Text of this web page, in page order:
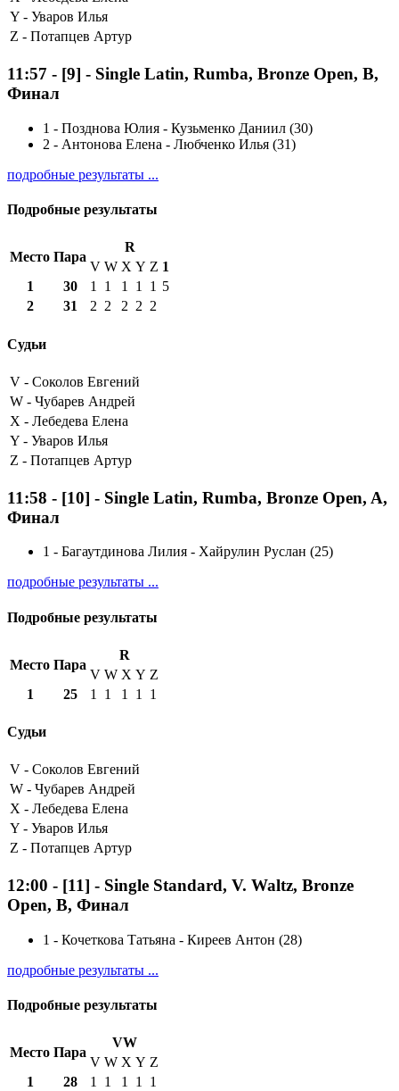
Y - Уваров Илья
Z - Потапцев Артур
11:57 - [9] - Single Latin, Rumba, Bronze Open, B,
Финал
1 - Позднова Юлия - Кузьменко Даниил (30)
2 - Антонова Елена - Любченко Илья (31)
подробные результаты ...
Подробные результаты
Место Пара
R
V W X Y Z 1
1
30 1 1 1 1 1 5
2
31 2 2 2 2 2
Судьи
V - Соколов Евгений
W - Чубарев Андрей
X - Лебедева Елена
Y - Уваров Илья
Z - Потапцев Артур
11:58 - [10] - Single Latin, Rumba, Bronze Open, A,
Финал
1 - Багаутдинова Лилия - Хайрулин Руслан (25)
подробные результаты ...
Подробные результаты
Место Пара
R
V W X Y Z
1
25 1 1 1 1 1
Судьи
V - Соколов Евгений
W - Чубарев Андрей
X - Лебедева Елена
Y - Уваров Илья
Z - Потапцев Артур
12:00 - [11] - Single Standard, V. Waltz, Bronze
Open, B, Финал
1 - Кочеткова Татьяна - Киреев Антон (28)
подробные результаты ...
Подробные результаты
Место Пара
VW
V W X Y Z
1
28 1 1 1 1 1